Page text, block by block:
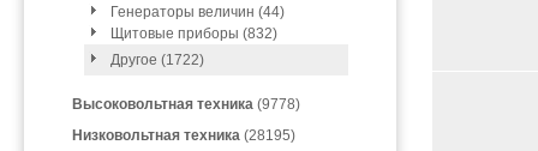
Генераторы величин (44)
Щитовые приборы (832)
Другое (1722)
Высоковольтная техника (9778)
Низковольтная техника (28195)